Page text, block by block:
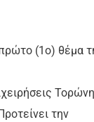
(1ο) θέμα
την